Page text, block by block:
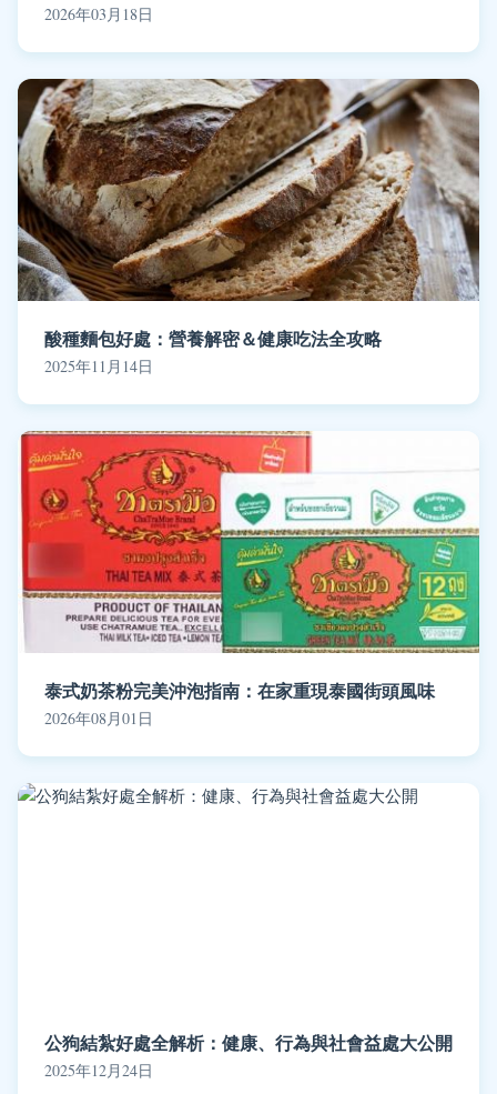
2026年03月18日
酸種麵包好處：營養解密＆健康吃法全攻略
2025年11月14日
泰式奶茶粉完美沖泡指南：在家重現泰國街頭風味
2026年08月01日
公狗結紮好處全解析：健康、行為與社會益處大公開
2025年12月24日